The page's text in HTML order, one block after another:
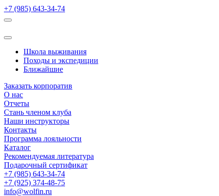
+7 (985) 643-34-74
Школа выживания
Походы и экспедиции
Ближайшие
Заказать корпоратив
О нас
Отчеты
Стань членом клуба
Наши инструкторы
Контакты
Программа лояльности
Каталог
Рекомендуемая литература
Подарочный сертификат
+7 (985) 643-34-74
+7 (925) 374-48-75
info@wolfin.ru